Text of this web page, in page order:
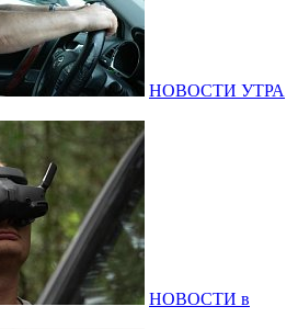
НОВОСТИ УТРА
НОВОСТИ в